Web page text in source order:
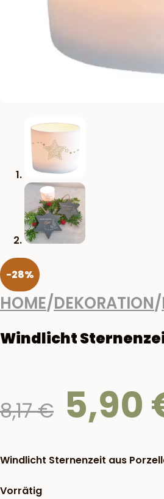
-28%
HOME/DEKORATION/
Windlicht
8,17€ Preis
8,17 €
5,90
Windlicht Sternenzeit aus
Vorrätig